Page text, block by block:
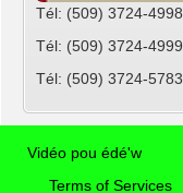
Tél: (509) 3724-4998
Tél: (509) 3724-4999
Tél: (509) 3724-5783
Vidéo pou édé'w
Terms of Services